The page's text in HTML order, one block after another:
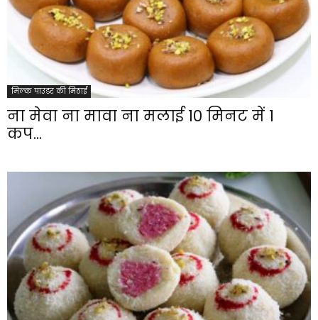
मिल्क पाउडर की मिठाई
ना मेवा ना मावा ना मलाई 10 मिनट में 1
कप...